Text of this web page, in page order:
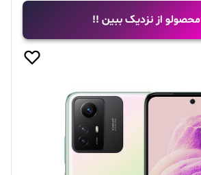
محصولو از نزدیک ببین !!